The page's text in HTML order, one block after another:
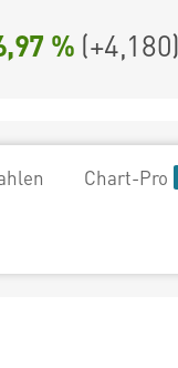
% (+4,180)
Chart-Pro